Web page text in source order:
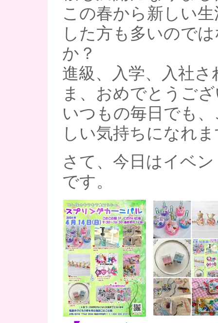
この春から新しい
した方も多いので
か？
進級、入学、入社
ま、おめでとうご
いつもの毎日でも
しい気持ちになれ
さて、今日はイベ
です。